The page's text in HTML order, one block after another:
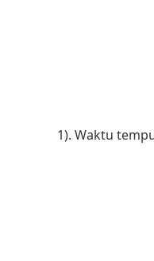
1). Waktu